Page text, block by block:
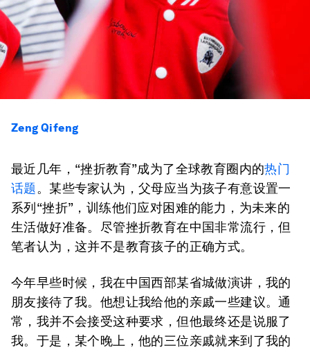
Zeng Qifeng
最近几年，“挫折教育”成为了全球教育圈内的热门
话题。某些专家认为，父母应当为孩子有意设置一
系列“挫折”，训练他们应对困难的能力，为未来的
生活做好准备。尽管挫折教育在中国非常流行，但
笔者认为，这并不是教育孩子的正确方式。
今年早些时候，我在中国西部某省城做演讲，我的
朋友接待了我。他想让我给他的亲戚一些建议。通
常，我并不会接受这种要求，但他最终还是说服了
我。于是，某个晚上，他的三位亲戚就来到了我的